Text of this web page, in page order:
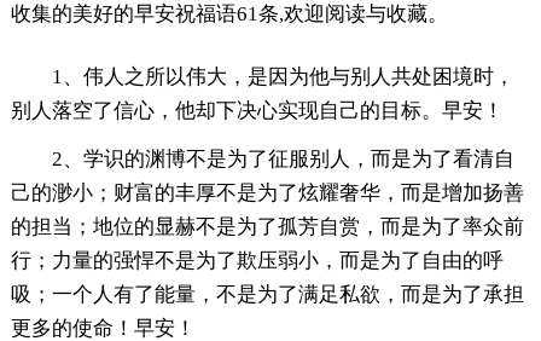
收集的美好的早安祝福语61条,欢迎阅读与收藏。
1、伟人之所以伟大，是因为他与别人共处困境时，
别人落空了信心，他却下决心实现自己的目标。早安！
2、学识的渊博不是为了征服别人，而是为了看清自
己的渺小；财富的丰厚不是为了炫耀奢华，而是增加扬善
的担当；地位的显赫不是为了孤芳自赏，而是为了率众前
行；力量的强悍不是为了欺压弱小，而是为了自由的呼
吸；一个人有了能量，不是为了满足私欲，而是为了承担
更多的使命！早安！